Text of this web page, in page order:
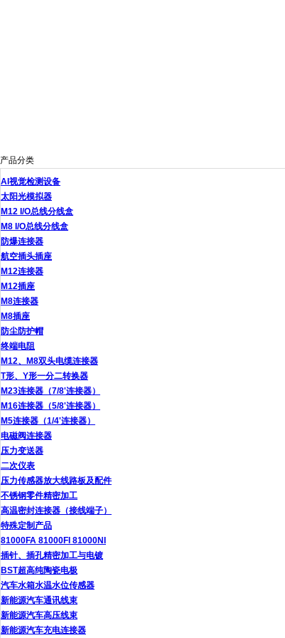
产品分类
AI视觉检测设备
太阳光模拟器
M12 I/O总线分线盒
M8 I/O总线分线盒
防爆连接器
航空插头插座
M12连接器
M12插座
M8连接器
M8插座
防尘防护帽
终端电阻
M12、M8双头电缆连接器
T形、Y形一分二转换器
M23连接器（7/8'连接器）
M16连接器（5/8'连接器）
M5连接器（1/4'连接器）
电磁阀连接器
压力变送器
二次仪表
压力传感器放大线路板及配件
不锈钢零件精密加工
高温密封连接器（接线端子）
特殊定制产品
81000FA 81000FI 81000NI
插针、插孔精密加工与电镀
BST超高纯陶瓷电极
汽车水箱水温水位传感器
新能源汽车通讯线束
新能源汽车高压线束
新能源汽车充电连接器